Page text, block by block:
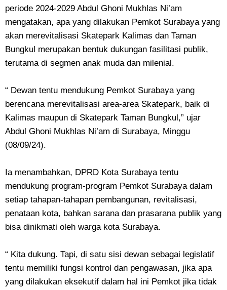
periode 2024-2029 Abdul Ghoni Mukhlas Ni’am
mengatakan, apa yang dilakukan Pemkot Surabaya yang
akan merevitalisasi Skatepark Kalimas dan Taman
Bungkul merupakan bentuk dukungan fasilitasi publik,
terutama di segmen anak muda dan milenial.
“ Dewan tentu mendukung Pemkot Surabaya yang
berencana merevitalisasi area-area Skatepark, baik di
Kalimas maupun di Skatepark Taman Bungkul,” ujar
Abdul Ghoni Mukhlas Ni’am di Surabaya, Minggu
(08/09/24).
Ia menambahkan, DPRD Kota Surabaya tentu
mendukung program-program Pemkot Surabaya dalam
setiap tahapan-tahapan pembangunan, revitalisasi,
penataan kota, bahkan sarana dan prasarana publik yang
bisa dinikmati oleh warga kota Surabaya.
“ Kita dukung. Tapi, di satu sisi dewan sebagai legislatif
tentu memiliki fungsi kontrol dan pengawasan, jika apa
yang dilakukan eksekutif dalam hal ini Pemkot jika tidak